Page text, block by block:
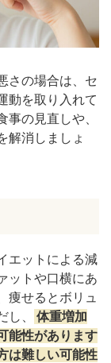
さの場合は、セ
動を取り入れて
の見直しや、
解消しましょ
エットによる減
ットや口横にあ
痩せるとボリュ
し、
体重増加
能性があります
は難しい可能性